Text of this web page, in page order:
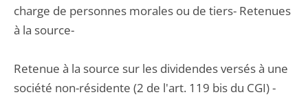
charge de personnes morales ou de tiers- Retenues
à la source-
Retenue à la source sur les dividendes versés à une
société non-résidente (2 de l'art. 119 bis du CGI) -